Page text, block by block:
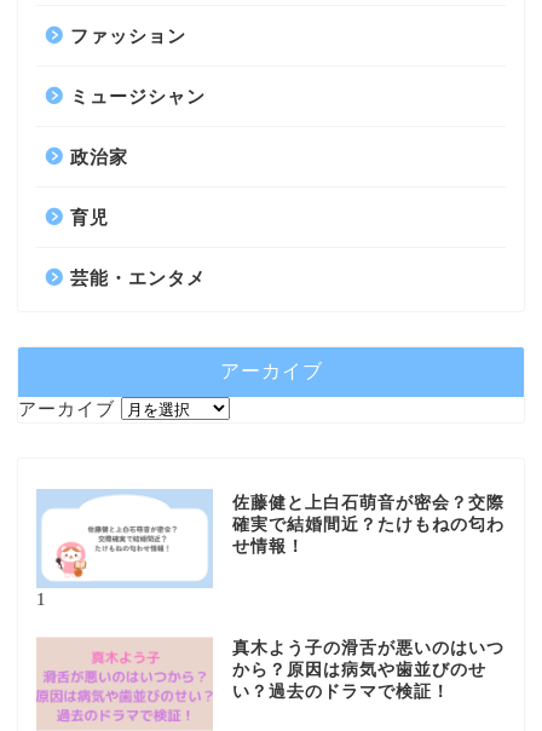
ファッション
ミュージシャン
政治家
育児
芸能・エンタメ
アーカイブ
アーカイブ
1
佐藤健と上白石萌音が密会？交際
確実で結婚間近？たけもねの匂わ
せ情報！
真木よう子の滑舌が悪いのはいつ
から？原因は病気や歯並びのせ
い？過去のドラマで検証！